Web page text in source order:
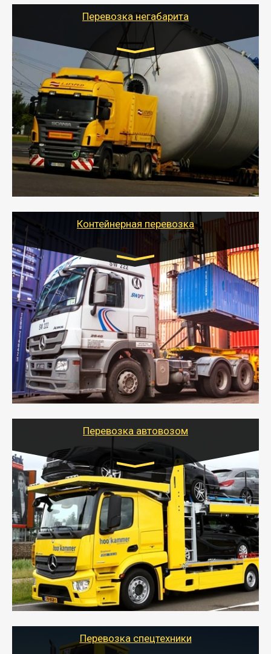
Перевозка негабарита
Цена за км. Рассчитывается
индивидуально
- Перевозка техники и негабаритных грузов
осуществляется после получения разрешения на
перевозку (обычно 7-14 дней).
- Тайгер Логистик в короткие сроки поможет вам
качественно и безопасно перевезти негабаритные
грузы по всей России тралом, манипулятором и
другим транспортом и подобрать оптимальный
Контейнерная перевозка
Цена за км. Рассчитывается
индивидуально
- Контейнерные грузоперевозки на специальном
оборудованном транспорте быстро, качественно и
безопасно.
- Наша транспортная компания поможет
организовать доставку в порт и из порта
стандартных контейнеров на контейнеровозе,
шаландах и площадках (открытых кузовах),
используя надежные крепления.
Перевозка автовозом
Цена за км. Рассчитывается
индивидуально
- Перевозка автовозом от Тайгер Логистик – это
быстрый и безопасный способ доставить несколько
легковых автомобилей за одну поездку в другой
город.
- Наша транспортная компания организует доставку
машин автовозом, подобрав оптимальный маршрут с
учетом всех особенности по пути следования.
Перевозка спецтехники